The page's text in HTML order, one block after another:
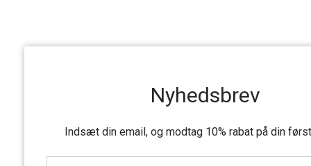
Nyhedsbrev
Indsæt din email, og modtag 10% rabat på din